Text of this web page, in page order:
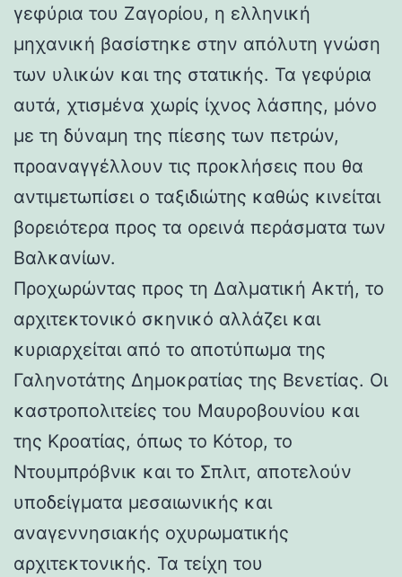
γεφύρια του Ζαγορίου, η ελληνική
μηχανική βασίστηκε στην απόλυτη γνώση
των υλικών και της στατικής. Τα γεφύρια
αυτά, χτισμένα χωρίς ίχνος λάσπης, μόνο
με τη δύναμη της πίεσης των πετρών,
προαναγγέλλουν τις προκλήσεις που θα
αντιμετωπίσει ο ταξιδιώτης καθώς κινείται
βορειότερα προς τα ορεινά περάσματα των
Βαλκανίων.
Προχωρώντας προς τη Δαλματική Ακτή, το
αρχιτεκτονικό σκηνικό αλλάζει και
κυριαρχείται από το αποτύπωμα της
Γαληνοτάτης Δημοκρατίας της Βενετίας. Οι
καστροπολιτείες του Μαυροβουνίου και
της Κροατίας, όπως το Κότορ, το
Ντουμπρόβνικ και το Σπλιτ, αποτελούν
υποδείγματα μεσαιωνικής και
αναγεννησιακής οχυρωματικής
αρχιτεκτονικής. Τα τείχη του